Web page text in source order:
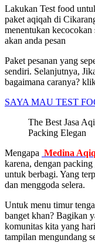
Lakukan Test food
paket aqiqah di
menentukan kecocokan
akan anda pesan
Paket pesanan yang
sendiri. Selanjutnya,
bagaimana caranya?
SAYA MAU TEST
The Best Jasa
Packing Elegan
Mengapa Medina
karena, dengan
untuk berbagi. Yang
dan menggoda selera.
Untuk menu timur
banget khan? Bagikan
komunitas kita yang
tampilan mengundang